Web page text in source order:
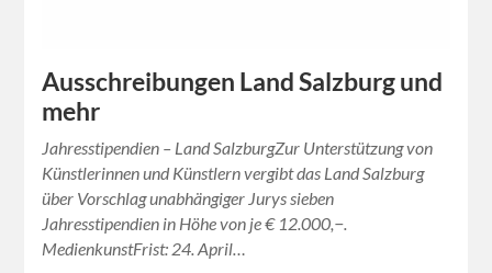
Ausschreibungen Land Salzburg und
mehr
Jahresstipendien – Land SalzburgZur Unterstützung von
Künstlerinnen und Künstlern vergibt das Land Salzburg
über Vorschlag unabhängiger Jurys sieben
Jahresstipendien in Höhe von je € 12.000,−.
MedienkunstFrist: 24. April…